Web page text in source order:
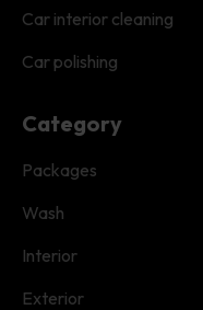
Car interior cleaning
Car polishing
Category
Packages
Wash
Interior
Exterior